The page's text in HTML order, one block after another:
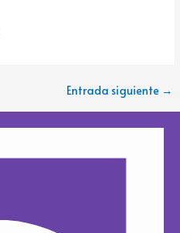
Entrada siguiente →